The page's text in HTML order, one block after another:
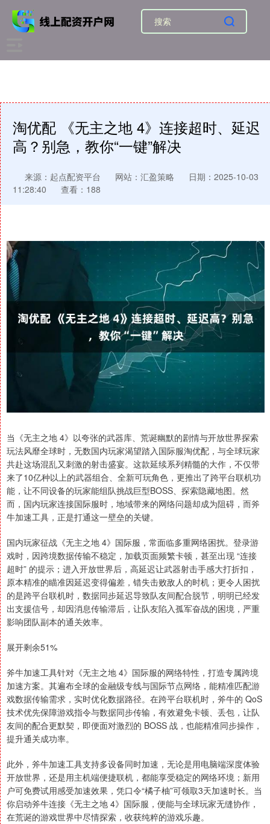
淘优配 《无主之地 4》连接超时、延迟
高？别急，教你“一键”解决
来源：起点配资平台 网站：汇盈策略
日期：2025-10-03
11:28:40
查看：188
当《无主之地 4》以夸张的武器库、荒诞幽默的剧情与开放世界探索
玩法风靡全球时，无数国内玩家渴望踏入国际服淘优配，与全球玩家
共赴这场混乱又刺激的射击盛宴。这款延续系列精髓的大作，不仅带
来了10亿种以上的武器组合、全新可玩角色，更推出了跨平台联机功
能，让不同设备的玩家能组队挑战巨型BOSS、探索隐藏地图。然
而，国内玩家连接国际服时，地域带来的网络问题却成为阻碍，而斧
牛加速工具，正是打通这一壁垒的关键。
国内玩家征战《无主之地 4》国际服，常面临多重网络困扰。登录游
戏时，因跨境数据传输不稳定，加载页面频繁卡顿，甚至出现 “连接
超时” 的提示；进入开放世界后，高延迟让武器射击手感大打折扣，
原本精准的瞄准因延迟变得偏差，错失击败敌人的时机；更令人困扰
的是跨平台联机时，数据同步延迟导致队友间配合脱节，明明已经发
出支援信号，却因消息传输滞后，让队友陷入孤军奋战的困境，严重
影响团队副本的通关效率。
展开剩余51%
斧牛加速工具针对《无主之地 4》国际服的网络特性，打造专属跨境
加速方案。其遍布全球的金融级专线与国际节点网络，能精准匹配游
戏数据传输需求，实时优化数据路径。在跨平台联机时，斧牛的 QoS
技术优先保障游戏指令与数据同步传输，有效避免卡顿、丢包，让队
友间的配合更默契，即便面对激烈的 BOSS 战，也能精准同步操作，
提升通关成功率。
此外，斧牛加速工具支持多设备同时加速，无论是用电脑端深度体验
开放世界，还是用主机端便捷联机，都能享受稳定的网络环境；新用
户可免费试用感受加速效果，凭口令“橘子柚”可领取3天加速时长。当
你启动斧牛连接《无主之地 4》国际服，便能与全球玩家无缝协作，
在荒诞的游戏世界中尽情探索，收获纯粹的游戏乐趣。